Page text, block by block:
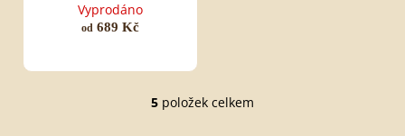
Vyprodáno
od 689 Kč
O
5 položek celkem